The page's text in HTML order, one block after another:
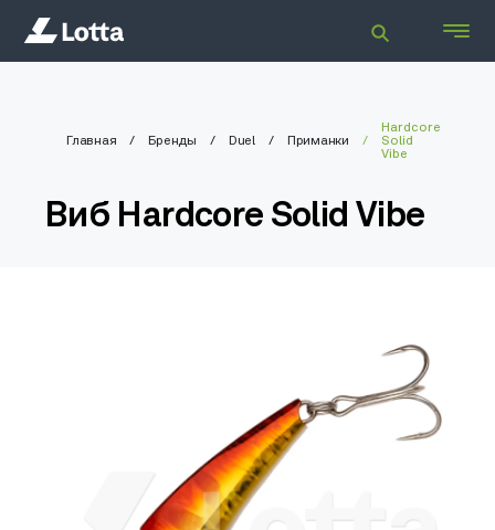
Главная Бренды Duel Приманки
Hardcore
Solid
Vibe
Виб Hardcore Solid Vibe